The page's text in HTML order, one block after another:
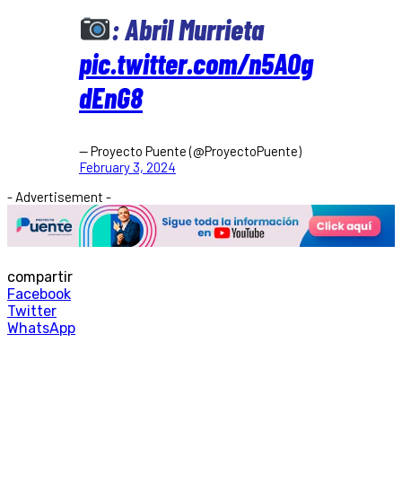
: Abril Murrieta
pic.twitter.com/n5AOg
dEnG8
— Proyecto Puente (@ProyectoPuente)
February 3, 2024
- Advertisement -
compartir
Facebook
Twitter
WhatsApp